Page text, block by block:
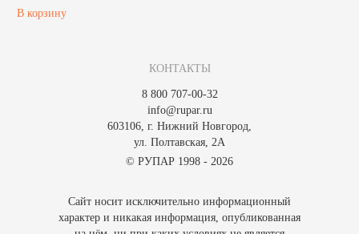
В корзину
КОНТАКТЫ
8 800 707-00-32
info@rupar.ru
603106, г. Нижний Новгород,
ул. Полтавская, 2А
© РУПАР 1998 - 2026
Сайт носит исключительно информационный
характер и никакая информация, опубликованная